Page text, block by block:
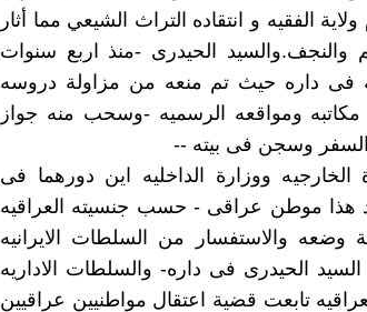
الفقيه و انتقاده التراث الشيعي مما أثار
الحيدرى -منذ اربع سنوات
فى داره حيث تم منعه من مزاولة دروسه
ومواقعه الرسميه -وسحب منه جواز
السفر وسجن فى بيته --
الخارجيه ووزارة الداخليه اين دورهما فى
هذا موطن عراقى - حسب جنسيته العراقيه
وضعه والاستفسار من السلطات الايرانيه
الحيدرى فى داره- والسلطات الاداريه
تابعت قضية اعتقال مواطنيين عراقيين